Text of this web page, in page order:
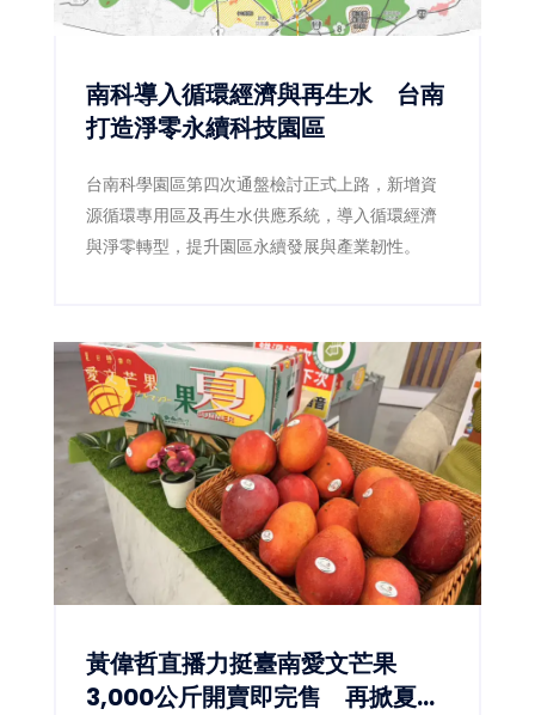
南科導入循環經濟與再生水 台南
打造淨零永續科技園區
台南科學園區第四次通盤檢討正式上路，新增資
源循環專用區及再生水供應系統，導入循環經濟
與淨零轉型，提升園區永續發展與產業韌性。
黃偉哲直播力挺臺南愛文芒果
3,000公斤開賣即完售 再掀夏日